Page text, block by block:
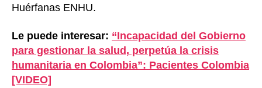
Huérfanas ENHU.
Le puede interesar: “Incapacidad del Gobierno
para gestionar la salud, perpetúa la crisis
humanitaria en Colombia”: Pacientes Colombia
[VIDEO]